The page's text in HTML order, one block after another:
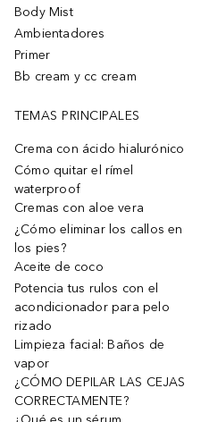
Body Mist
Ambientadores
Primer
Bb cream y cc cream
TEMAS PRINCIPALES
Crema con ácido hialurónico
Cómo quitar el rímel
waterproof
Cremas con aloe vera
¿Cómo eliminar los callos en
los pies?
Aceite de coco
Potencia tus rulos con el
acondicionador para pelo
rizado
Limpieza facial: Baños de
vapor
¿CÓMO DEPILAR LAS CEJAS
CORRECTAMENTE?